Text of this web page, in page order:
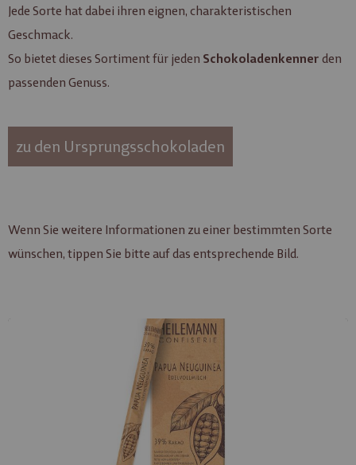
Jede Sorte hat dabei ihren eignen, charakteristischen
Geschmack.
So bietet dieses Sortiment für jeden Schokoladenkenner den
passenden Genuss.
zu den Ursprungsschokoladen
Wenn Sie weitere Informationen zu einer bestimmten Sorte
wünschen, tippen Sie bitte auf das entsprechende Bild.
Papua Neuguinea 39 %
Diese Edelvollmilchschokolade kombiniert die
Röstaromen von
Kaffee
Haselnuss
Geschmacksnuancen von
frischem
und
Obst
.